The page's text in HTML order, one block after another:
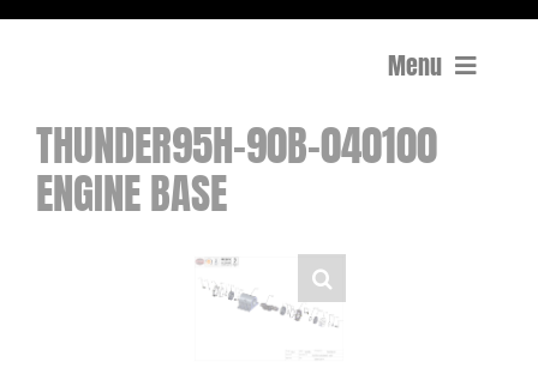
Menu
Compactage
Équipements de chantier
THUNDER95H-90B-040100
ENGINE BASE